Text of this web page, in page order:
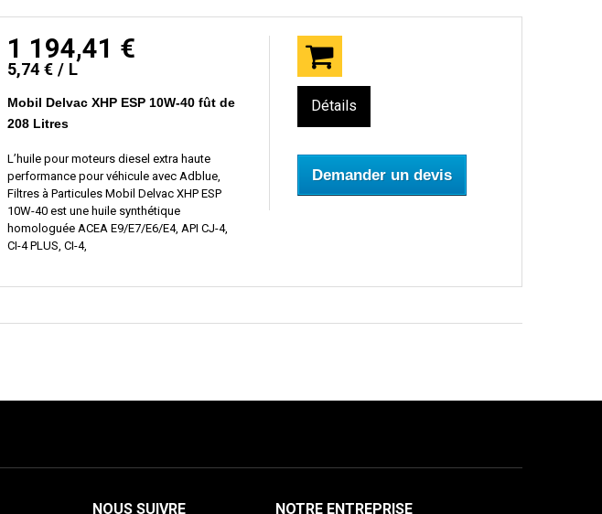
1 194,41 €
5,74 € / L
Mobil Delvac XHP ESP 10W-40 fût de
208 Litres
L’huile pour moteurs diesel extra haute
performance pour véhicule avec Adblue,
Filtres à Particules Mobil Delvac XHP ESP
10W-40 est une huile synthétique
homologuée ACEA E9/E7/E6/E4, API CJ-4,
CI-4 PLUS, CI-4,
Détails
Demander un devis
NOUS SUIVRE NOTRE ENTREPRISE